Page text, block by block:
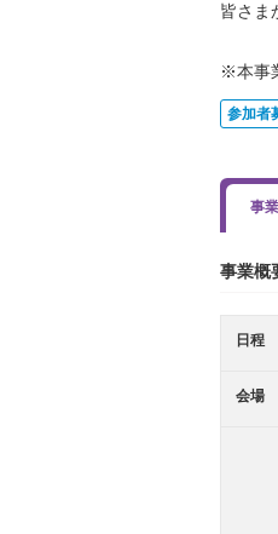
皆さま
※本事
参加者
事
事業概
日程
会場